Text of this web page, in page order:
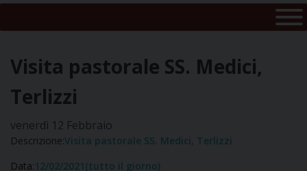
Visita pastorale SS. Medici,
Terlizzi
venerdì 12 Febbraio
Descrizione:Visita pastorale SS. Medici, Terlizzi
Data:12/02/2021 (tutto il giorno)